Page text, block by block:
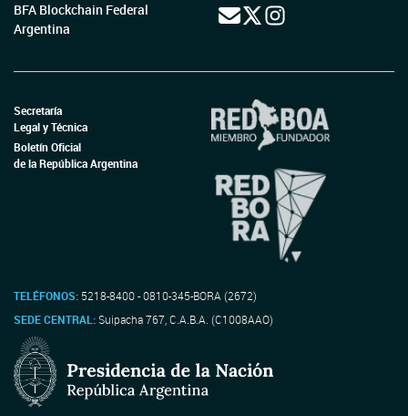
BFA Blockchain Federal
Argentina
Secretaría
Legal y Técnica
Boletín Oficial
de la República Argentina
TELÉFONOS: 5218-8400 - 0810-345-BORA (2672)
SEDE CENTRAL:Suipacha 767, C.A.B.A. (C1008AAO)